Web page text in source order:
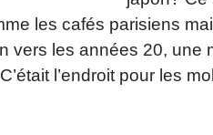
les cafés parisiens
vers les années 20, une
l’endroit pour les